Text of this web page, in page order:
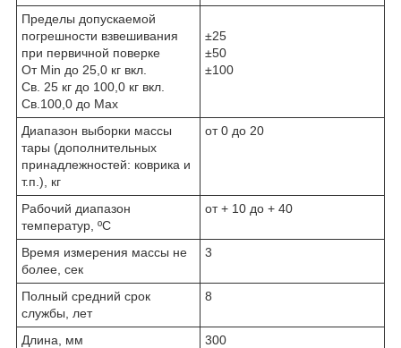
Пределы допускаемой
погрешности взвешивания
при первичной поверке
От Min до 25,0 кг вкл.
Св. 25 кг до 100,0 кг вкл.
Св.100,0 до Мах
±25
±50
±100
Диапазон выборки массы
тары (дополнительных
принадлежностей: коврика и
т.п.), кг
от 0 до 20
Рабочий диапазон
температур, ºС
от + 10 до + 40
Время измерения массы не
более, сек
3
Полный средний срок
службы, лет
8
Длина, мм
300